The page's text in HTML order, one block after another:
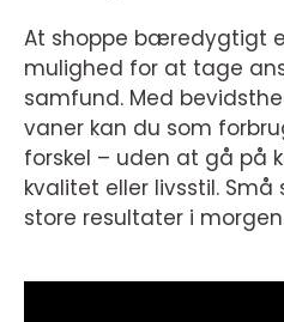
At shoppe bæredygtigt
mulighed for at tage
samfund. Med
vaner kan du som
forskel – uden at gå på
kvalitet eller livsstil.
store resultater i